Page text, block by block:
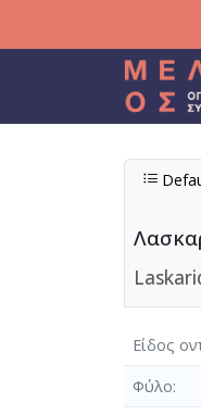
Είδος
Φύλο